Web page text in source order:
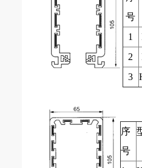
号
1
2
3
序
号